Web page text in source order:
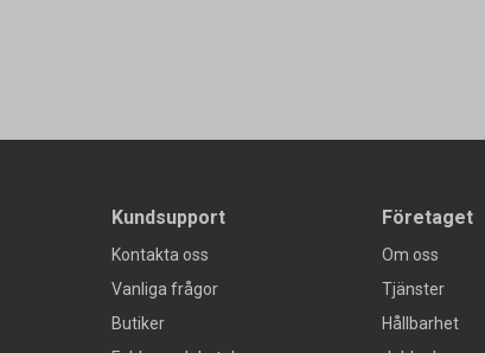
Kundsupport
Kontakta oss
Vanliga frågor
Butiker
Företaget
Om oss
Tjänster
Hållbarhet